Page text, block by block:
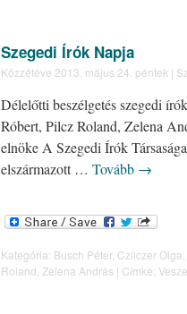
Szegedi Írók Napja
Közzétéve 2013. május 24. péntek |
Délelőtti beszélgetés szegedi
Róbert, Pilcz Roland, Zelena
elnöke A Szegedi Írók
elszármazott … Tovább →
Kategória: Busch Péter, Czilczer Olga
Roland Zelena András | Címke: